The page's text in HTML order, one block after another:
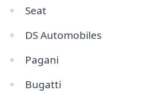
Seat
DS Automobiles
Pagani
Bugatti